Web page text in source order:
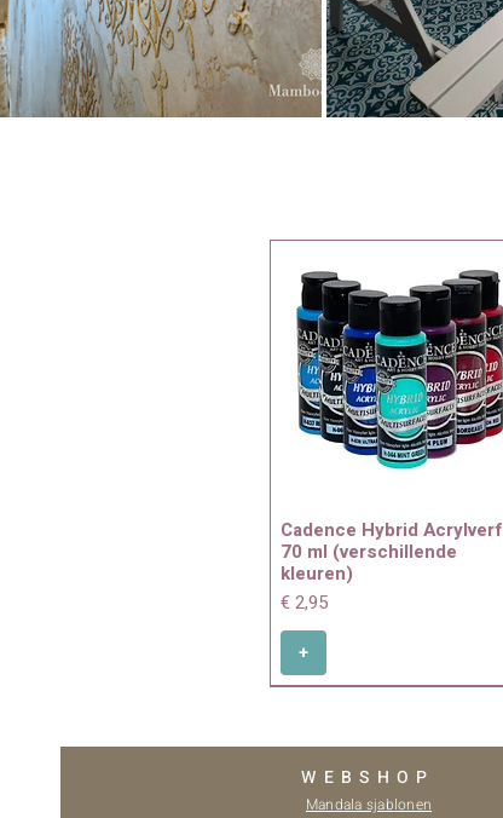
Cadence Hybrid Acrylverf
70 ml (verschillende
kleuren)
Prijs
€ 2,95
+
WEBSHOP
Mandala sjablonen